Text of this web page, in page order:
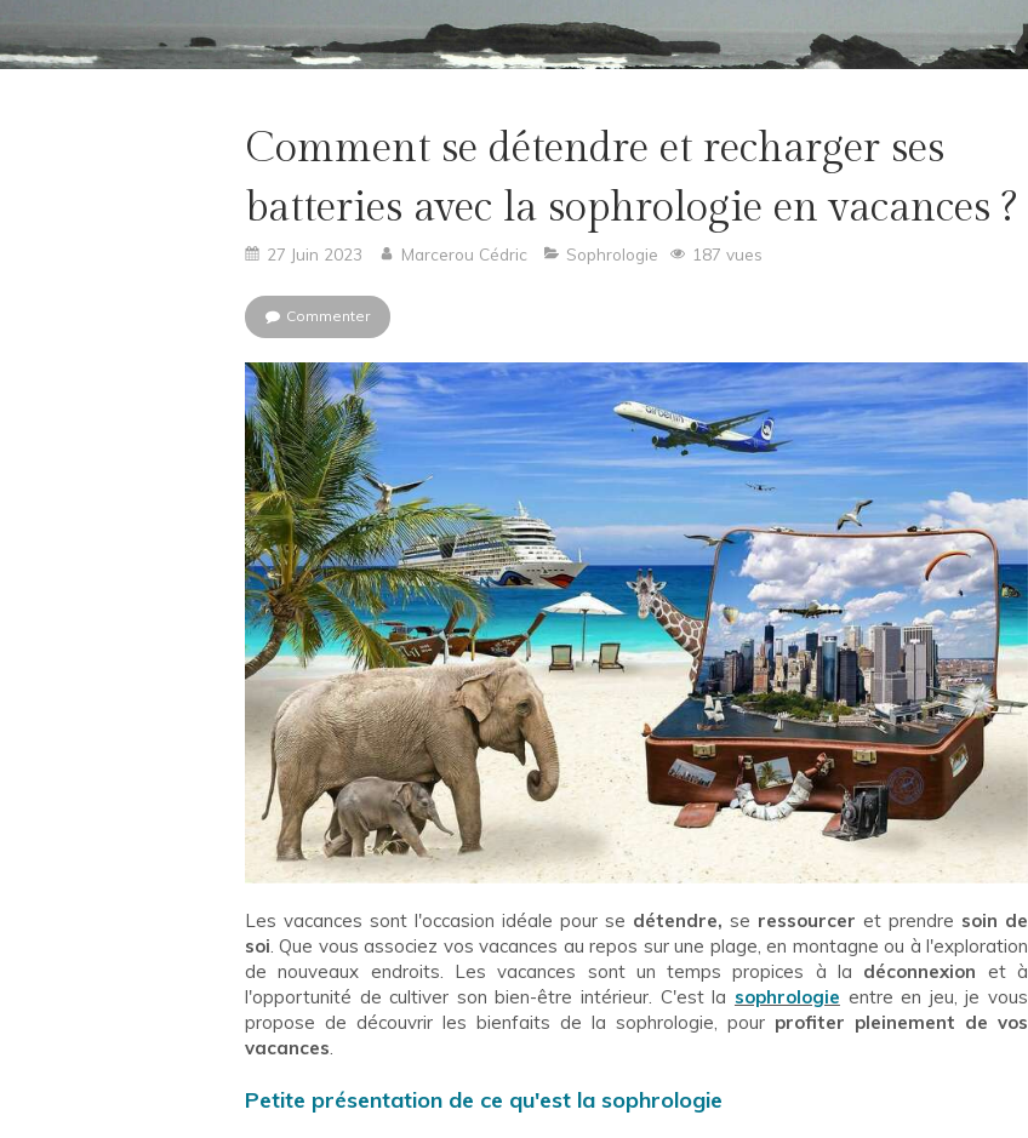
Comment se détendre et recharger ses
batteries avec la sophrologie en vacances ?
27 Juin 2023 Marcerou Cédric Sophrologie 187 vues
Commenter
Les vacances sont l'occasion idéale pour se détendre, se ressourcer et prendre soin de
soi. Que vous associez vos vacances au repos sur une plage, en montagne ou à l'exploration
de nouveaux endroits. Les vacances sont un temps propices à la déconnexion et à
l'opportunité de cultiver son bien-être intérieur. C'est la sophrologie entre en jeu, je vous
propose de découvrir les bienfaits de la sophrologie, pour profiter pleinement de vos
vacances.
Petite présentation de ce qu'est la sophrologie